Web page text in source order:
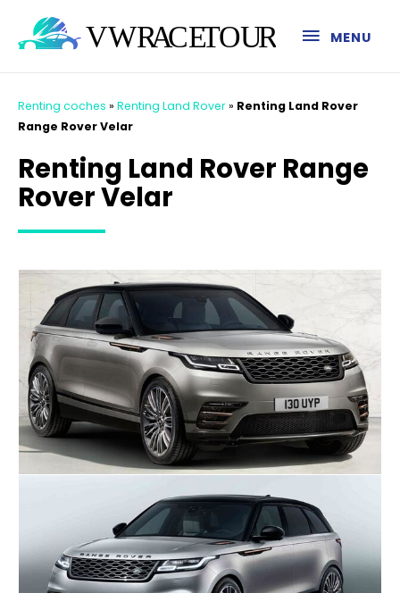
MENU
Renting coches » Renting Land Rover» Renting Land Rover
Range Rover Velar
Renting Land Rover Range
Rover Velar